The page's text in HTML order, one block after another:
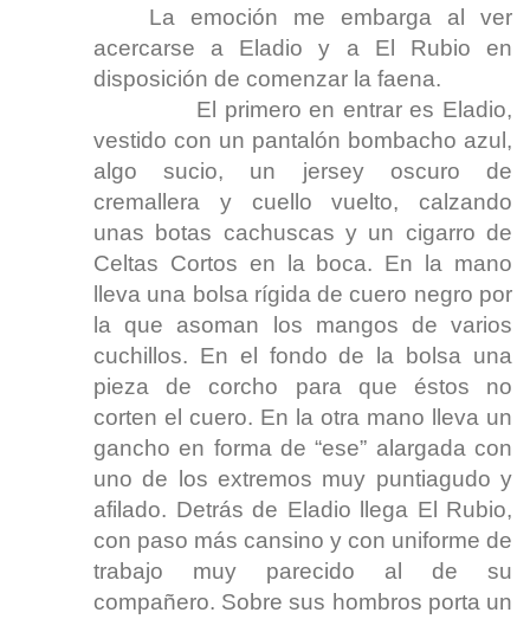
La emoción me embarga al ver
acercarse a Eladio y a El Rubio en
disposición de comenzar la faena.
El primero en entrar es Eladio,
vestido con un pantalón bombacho azul,
algo sucio, un jersey oscuro de
cremallera y cuello vuelto, calzando
unas botas cachuscas y un cigarro de
Celtas Cortos en la boca. En la mano
lleva una bolsa rígida de cuero negro por
la que asoman los mangos de varios
cuchillos. En el fondo de la bolsa una
pieza de corcho para que éstos no
corten el cuero. En la otra mano lleva un
gancho en forma de “ese” alargada con
uno de los extremos muy puntiagudo y
afilado. Detrás de Eladio llega El Rubio,
con paso más cansino y con uniforme de
trabajo muy parecido al de su
compañero. Sobre sus hombros porta un